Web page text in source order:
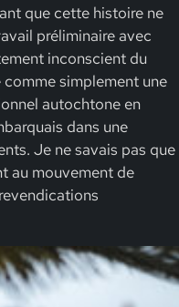
que cette histoire ne
préliminaire avec
inconscient du
simplement une
autochtone en
dans une
Je ne savais pas que
au mouvement de